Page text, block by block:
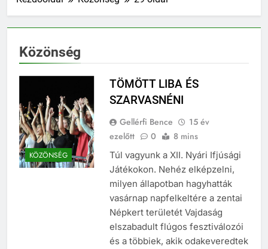
Közönség
KÖZÖNSÉG
TÖMÖTT LIBA ÉS
SZARVASNÉNI
Gellérfi Bence
15 év
ezelőtt
0 8 mins
Túl vagyunk a XII. Nyári Ifjúsági
Játékokon. Nehéz elképzelni,
milyen állapotban hagyhatták
vasárnap napfelkeltére a zentai
Népkert területét Vajdaság
elszabadult flúgos fesztiválozói
és a többiek, akik odakeveredtek